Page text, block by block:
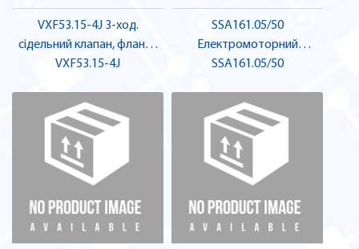
VXF53.15-4J 3-ход.
сідельний клапан, фланц.,
PN25, DN15, kvs 4 JIS K10 |
VXF53.15-4J
SSA161.05/50
Електромоторний
привод,100N | SIEMENS
SSA161.05/50